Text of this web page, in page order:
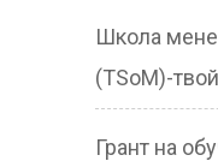
Школа
(TSoM)-
Грант на